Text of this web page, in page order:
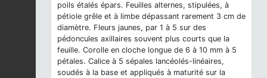
poils étalés épars. Feuilles alternes, stipulées, à
pétiole grêle et à limbe dépassant rarement 3 cm de
diamètre. Fleurs jaunes, par 1 à 5 sur des
pédoncules axillaires souvent plus courts que la
feuille. Corolle en cloche longue de 6 à 10 mm à 5
pétales. Calice à 5 sépales lancéolés-linéaires,
soudés à la base et appliqués à maturité sur la